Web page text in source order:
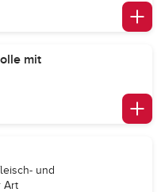
mit
und
Art